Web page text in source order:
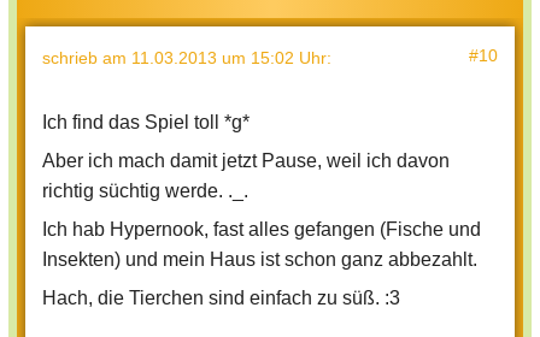
schrieb am 11.03.2013 um 15:02 Uhr: #10
Ich find das Spiel toll *g*
Aber ich mach damit jetzt Pause, weil ich davon
richtig süchtig werde. ._.
Ich hab Hypernook, fast alles gefangen (Fische und
Insekten) und mein Haus ist schon ganz abbezahlt.
Hach, die Tierchen sind einfach zu süß. :3